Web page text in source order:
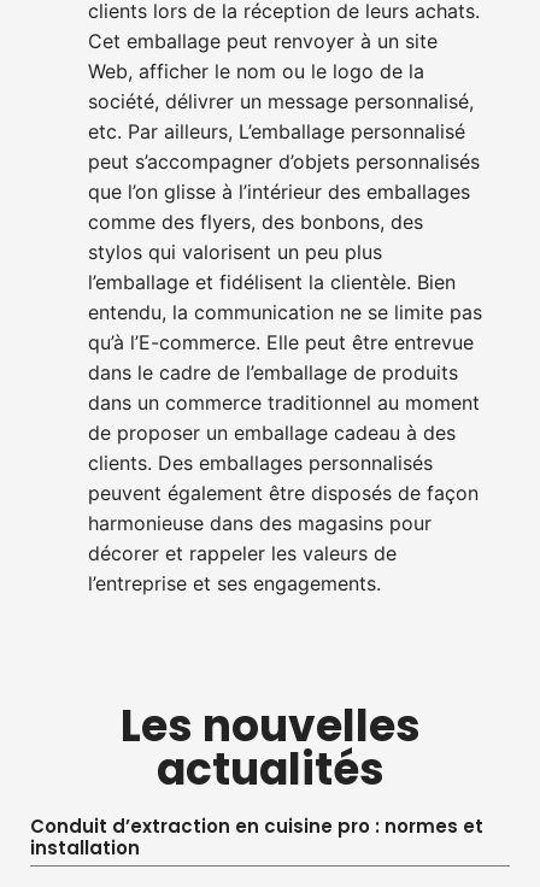
clients lors de la réception de leurs achats.
Cet emballage peut renvoyer à un site
Web, afficher le nom ou le logo de la
société, délivrer un message personnalisé,
etc. Par ailleurs, L’emballage personnalisé
peut s’accompagner d’objets personnalisés
que l’on glisse à l’intérieur des emballages
comme des flyers, des bonbons, des
stylos qui valorisent un peu plus
l’emballage et fidélisent la clientèle. Bien
entendu, la communication ne se limite pas
qu’à l’E-commerce. Elle peut être entrevue
dans le cadre de l’emballage de produits
dans un commerce traditionnel au moment
de proposer un emballage cadeau à des
clients. Des emballages personnalisés
peuvent également être disposés de façon
harmonieuse dans des magasins pour
décorer et rappeler les valeurs de
l’entreprise et ses engagements.
Les nouvelles
actualités
Conduit d’extraction en cuisine pro : normes et
installation